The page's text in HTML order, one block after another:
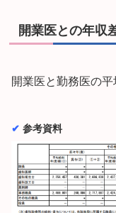
開業医との年収
開業医と勤務医の平
✔︎ 参考資料